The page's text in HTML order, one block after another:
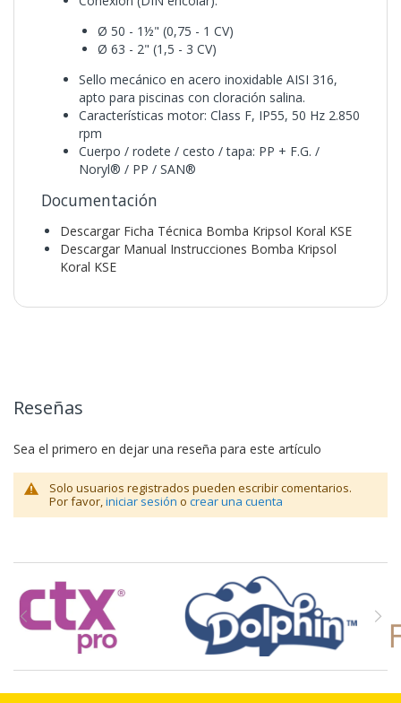
Ø 50 - 1½" (0,75 - 1 CV)
Ø 63 - 2" (1,5 - 3 CV)
Sello mecánico en acero inoxidable AISI 316,
apto para piscinas con cloración salina.
Características motor: Class F, IP55, 50 Hz 2.850
rpm
Cuerpo / rodete / cesto / tapa: PP + F.G. /
Noryl® / PP / SAN®
Documentación
Descargar Ficha Técnica Bomba Kripsol Koral KSE
Descargar Manual Instrucciones Bomba Kripsol
Koral KSE
Reseñas
Sea el primero en dejar una reseña para este artículo
Solo usuarios registrados pueden escribir comentarios.
Por favor, iniciar sesión o crear una cuenta